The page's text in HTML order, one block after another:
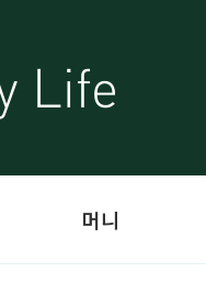
머니